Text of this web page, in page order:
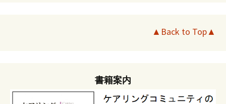
▲Back to Top▲
書籍案内